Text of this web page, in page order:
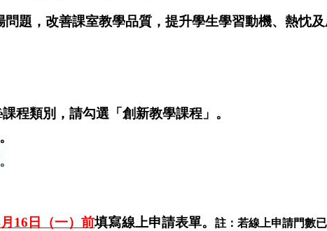
題，改善課室教學品質，提升學生學習動機、熱忱及
課程類別，請勾選「創新教學課程」。
。
。
月 16 日（一）前填寫線上申請表單。
註：若線上申請門數